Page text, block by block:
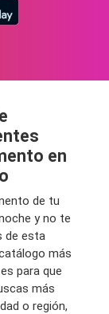
en
de tu
y no te
de esta
más
para que
más
o región,